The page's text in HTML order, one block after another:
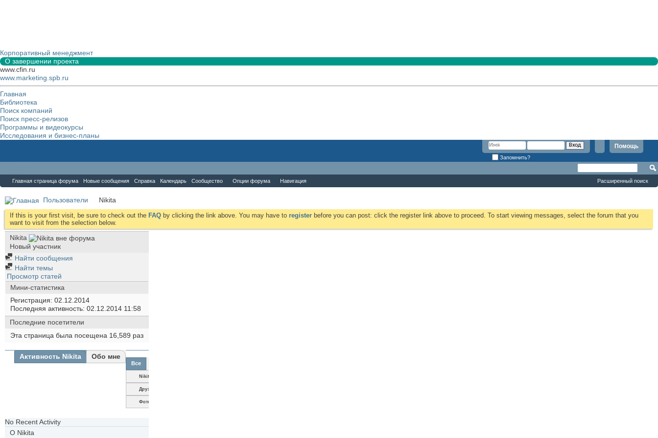
Корпоративный менеджмент
О завершении проекта
www.cfin.ru
www.marketing.spb.ru
Главная
Библиотека
Поиск компаний
Поиск пресс-релизов
Программы и видеокурсы
Исследования и бизнес-планы
Помощь
Запомнить?
Главная страница форума Новые сообщения Справка Календарь Сообщество Опции форума Навигация Расширенный поиск
Пользователи Nikita
If this is your first visit, be sure to check out the FAQ by clicking the link above. You may have to register before you can post: click the register link above to proceed. To start viewing messages, select the forum that you
want to visit from the selection below.
Nikita
Новый участник
Найти сообщения
Найти темы
Просмотр статей
Мини-статистика
Регистрация 02.12.2014
Последняя активность 02.12.2014 11:58
Последние посетители
Эта страница была посещена 16,589 раз
Активность Nikita Обо мне
Все
Nikita
Друзья
Фотографии
No Recent Activity
О Nikita